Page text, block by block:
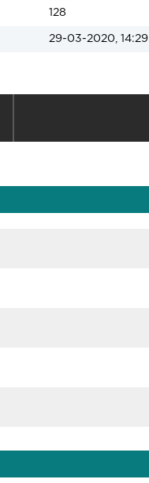
128
29-03-2020, 14:29